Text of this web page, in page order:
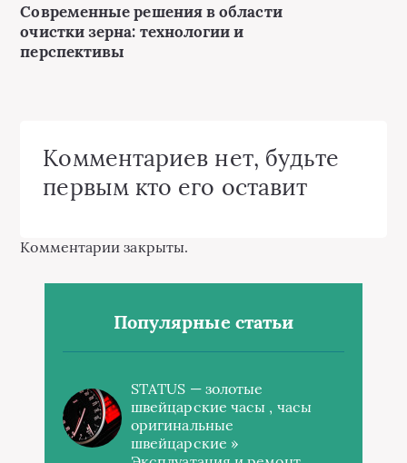
Современные решения в области
очистки зерна: технологии и
перспективы
Комментариев нет, будьте
первым кто его оставит
Комментарии закрыты.
Популярные статьи
STATUS — золотые
швейцарские часы , часы
оригинальные
швейцарские »